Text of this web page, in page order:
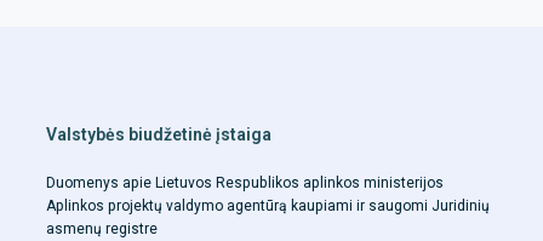
Valstybės biudžetinė įstaiga
Duomenys apie Lietuvos Respublikos aplinkos ministerijos
Aplinkos projektų valdymo agentūrą kaupiami ir saugomi Juridinių
asmenų registre